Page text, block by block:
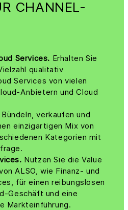
CHANNEL-
Services. Erhalten Sie
qualitativ
Services von vielen
Anbietern und Cloud
Bündeln, verkaufen und
einzigartigen Mix von
Kategorien mit
Nutzen Sie die Value
ALSO, wie Finanz- und
für einen reibungslosen
Geschäft und eine
Markteinführung.